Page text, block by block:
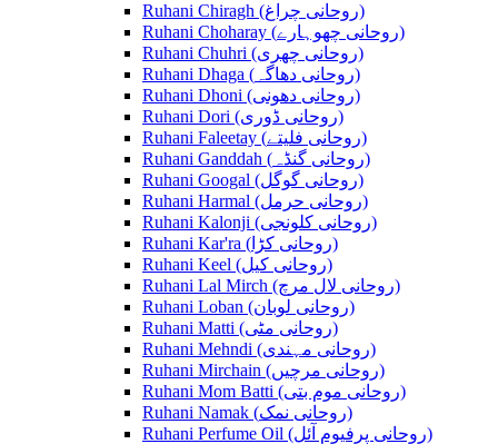
Ruhani Chiragh (روحانی چراغ)
Ruhani Choharay (روحانی چھوہارے)
Ruhani Chuhri (روحانی چھری)
Ruhani Dhaga (روحانی دھاگہ)
Ruhani Dhoni (روحانی دھونی)
Ruhani Dori (روحانی ڈوری)
Ruhani Faleetay (روحانی فلیتے)
Ruhani Ganddah (روحانی گنڈہ)
Ruhani Googal (روحانی گوگل)
Ruhani Harmal (روحانی حرمل)
Ruhani Kalonji (روحانی کلونجی)
Ruhani Kar'ra (روحانی کڑا)
Ruhani Keel (روحانی کیل)
Ruhani Lal Mirch (روحانی لال مرچ)
Ruhani Loban (روحانی لوبان)
Ruhani Matti (روحانی مٹی)
Ruhani Mehndi (روحانی مہندی)
Ruhani Mirchain (روحانی مرچیں)
Ruhani Mom Batti (روحانی موم بتی)
Ruhani Namak (روحانی نمک)
Ruhani Perfume Oil (روحانی پرفیوم آئل)